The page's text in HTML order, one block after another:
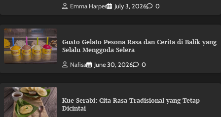
Emma Harper July 3, 2026 0
Gusto Gelato Pesona Rasa dan Cerita di Balik yang
Selalu Menggoda Selera
Nafisa June 30, 2026 0
Kue Serabi: Cita Rasa Tradisional yang Tetap
Dicintai